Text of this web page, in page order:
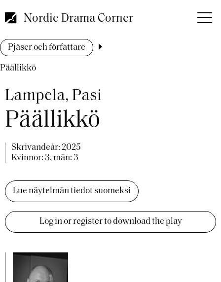
till
huvudinnehåll
Nordic Drama Corner
Länkstig
Pjäser och författare
Päällikkö
Lampela, Pasi
Päällikkö
Skrivandeår: 2025
Kvinnor: 3, män: 3
Lue näytelmän tiedot suomeksi
Log in or register to download the play